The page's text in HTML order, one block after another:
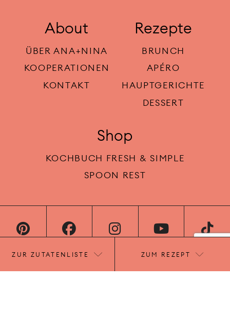
ZUR ZUTATENLISTE ZUM REZEPT
About
ÜBER ANA+NINA
KOOPERATIONEN
KONTAKT
Rezepte
BRUNCH
APÉRO
HAUPTGERICHTE
DESSERT
Shop
KOCHBUCH FRESH & SIMPLE
SPOON REST